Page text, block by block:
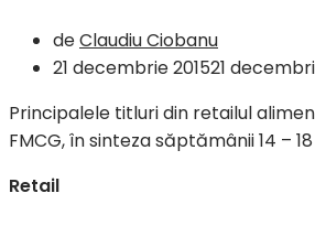
deClaudiu Ciobanu
21 decembrie 201521
Principalele titluri din retailul
FMCG, în sinteza săptămânii 14 –
Retail